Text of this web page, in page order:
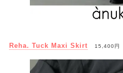
Reha. Tuck Maxi Skirt 15,400円